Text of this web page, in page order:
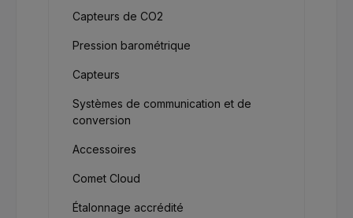
Capteurs de CO2
Pression barométrique
Capteurs
Systèmes de communication et de
conversion
Accessoires
Comet Cloud
Étalonnage accrédité